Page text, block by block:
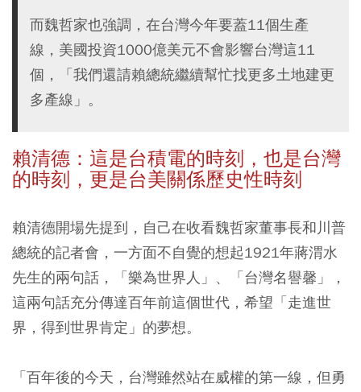
而魏哲家也強調，在台灣今年要蓋11個生產
線，美國投資1000億美元不會影響台灣這11
個，「我們還請賴總統繼續幫忙找更多土地建更
多產線」。
賴清德：這是台積電的時刻，也是台灣
的時刻，更是台美關係歷史性時刻
賴清德開場先提到，自己在收看魏哲家董事長和川普
總統的記者會，一方面不自覺的想起1921年蔣渭水
先生的兩句話，「樂為世界人」、「台灣名譽馨」，
這兩句話充分傳達百年前這個世代，希望「走進世
界，得到世界肯定」的夢想。
「百年後的今天，台灣雖然站在威權的第一線，但勇